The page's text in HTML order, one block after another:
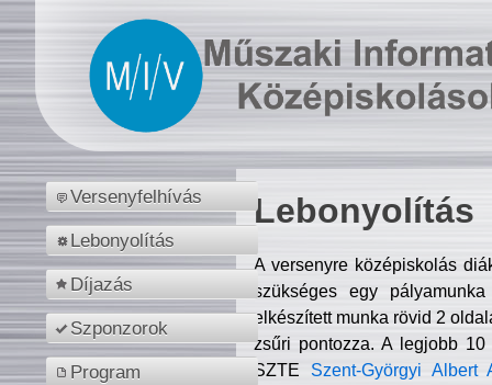
Versenyfelhívás
Lebonyolítás
Díjazás
Szponzorok
Program
Lebonyolítás
A versenyre középiskolás
szükséges egy
elkészített munka rövid 2
zsűri pontozza. A legjobb
SZTE Szent-Györgyi Albert